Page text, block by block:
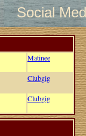
Social
Matinee
Clubgig
Clubgig